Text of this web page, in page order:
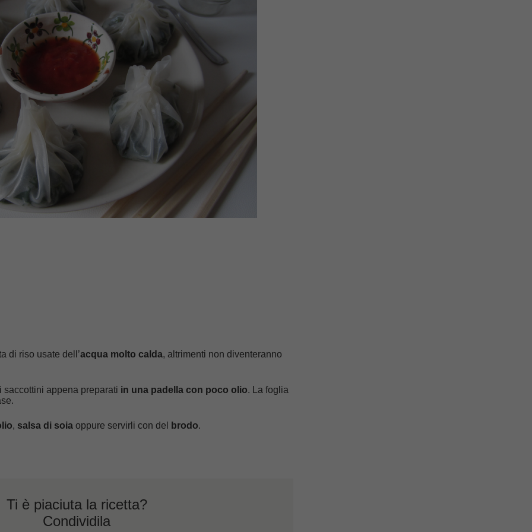
di riso usate dell’acqua molto calda, altrimenti non diventeranno
saccottini appena preparati in una padella con poco olio. La foglia
, salsa di soia oppure servirli con del brodo.
Ti è piaciuta la ricetta?
Condividila